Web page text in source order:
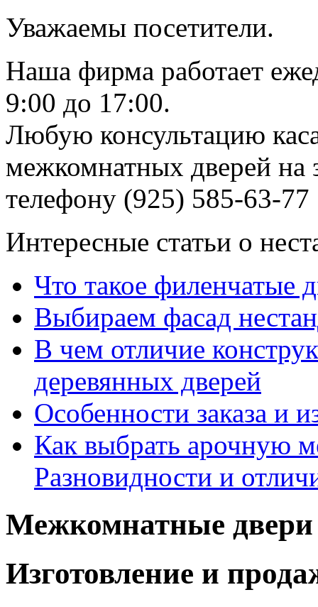
Уважаемы посетители.
Наша фирма работает
9:00 до 17:00.
Любую консультацию
межкомнатных дверей на
телефону (925) 585-63-77
Интересные статьи о
Что такое филенчатые
Выбираем фасад
В чем отличие
деревянных дверей
Особенности заказа и
Как выбрать арочную
Разновидности и
Межкомнатные двери
Изготовление и